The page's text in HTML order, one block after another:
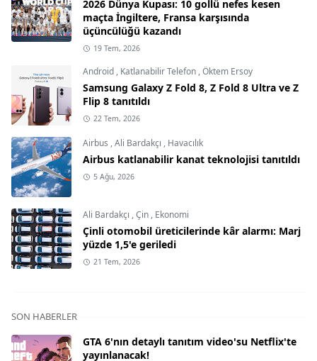
2026 Dünya Kupası: 10 gollü nefes kesen
maçta İngiltere, Fransa karşısında
üçüncülüğü kazandı
19 Tem, 2026
Android , Katlanabilir Telefon ,Öktem Ersoy
Samsung Galaxy Z Fold 8, Z Fold 8 Ultra ve Z
Flip 8 tanıtıldı
22 Tem, 2026
Airbus ,Ali Bardakçı , Havacılık
Airbus katlanabilir kanat teknolojisi tanıtıldı
5 Ağu, 2026
Ali Bardakçı ,Çin , Ekonomi
Çinli otomobil üreticilerinde kâr alarmı: Marj
yüzde 1,5'e geriledi
21 Tem, 2026
SON HABERLER
GTA 6'nın detaylı tanıtım video'su Netflix'te
yayınlanacak!